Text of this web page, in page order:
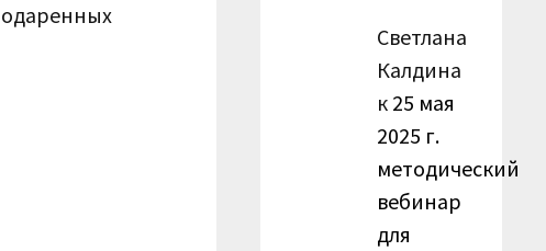
одаренных
Светлана
Калдина
к 25 мая
2025 г.
методический
вебинар
для